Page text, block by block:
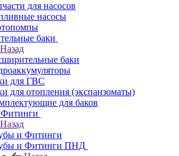
для насосов
насосы
баки
Назад
баки
для ГВС
для отопления (экспанзоматы)
для баков
Назад
и Фитинги
и Фитинги ПНД